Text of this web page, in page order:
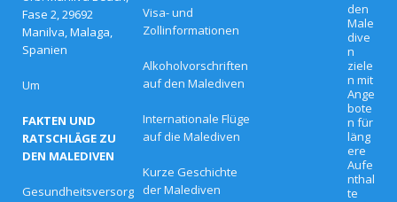
Fase 2, 29692
Manilva, Malaga,
Spanien
Um
FAKTEN UND
RATSCHLÄGE ZU
DEN MALEDIVEN
Gesundheitsversorg
Visa- und
Zollinformationen
Alkoholvorschriften
auf den Malediven
Internationale Flüge
auf die Malediven
Kurze Geschichte
der Malediven
den
Male
dive
n
ziele
n mit
Ange
bote
n für
läng
ere
Aufe
nthal
te